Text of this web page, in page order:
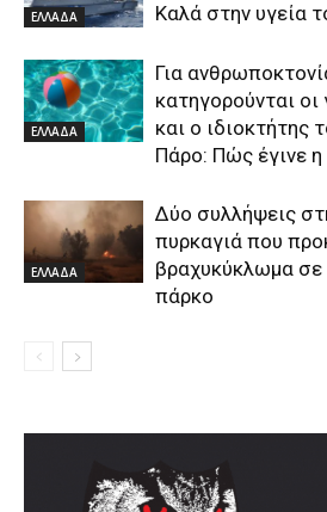
ΕΛΛΑΔΑ
Καλά στην υγεία
ΕΛΛΑΔΑ
Για
κατηγορούνται
και ο ιδιοκτήτης
Πάρο: Πώς έγινε
ΕΛΛΑΔΑ
Δύο συλλήψεις
πυρκαγιά που
βραχυκύκλωμα
πάρκο